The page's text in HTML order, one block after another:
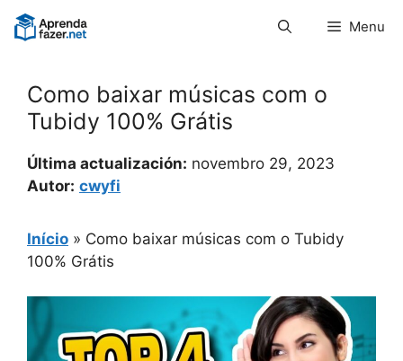
Pular
para
Menu
Como baixar músicas com o
Tubidy 100% Grátis
Última actualización: novembro 29, 2023
Autor: cwyfi
Início » Como baixar músicas com o Tubidy
100% Grátis